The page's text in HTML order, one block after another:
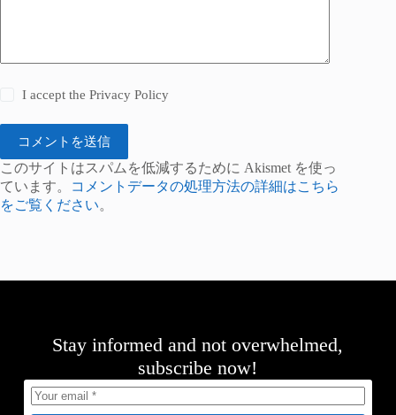
I accept thePrivacy Policy
コメントを送信
このサイトはスパムを低減するために Akismet を使っ
ています。
コメントデータの処理方法の詳細はこちら
をご覧ください。
Stay informed and not overwhelmed,
subscribe now!